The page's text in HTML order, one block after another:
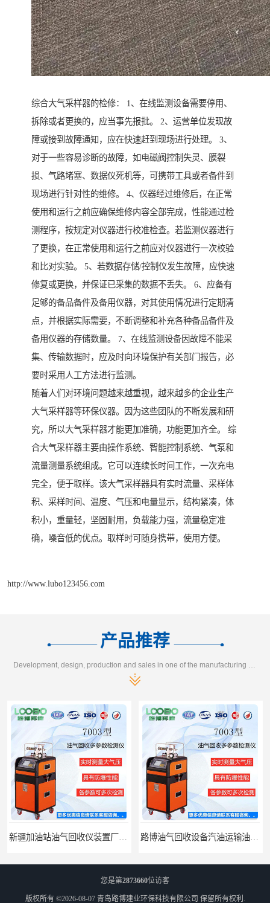
综合大气采样器的检修： 1、在线监测设备需要停用、
拆除或者更换的，应当事先报批。 2、运营单位发现故
障或接到故障通知，应在快速赶到现场进行处理。 3、
对于一些容易诊断的故障，如电磁阀控制失灵、膜裂
损、气路堵塞、数据仪死机等，可携带工具或者备件到
现场进行针对性的维修。 4、仪器经过维修后，在正常
使用和运行之前应确保维修内容全部完成，性能通过检
测程序，按规定对仪器进行校准检查。若监测仪器进行
了更换，在正常使用和运行之前应对仪器进行一次校验
和比对实验。 5、若数据存储/控制仪发生故障，应快速
修复或更换，并保证已采集的数据不丢失。 6、应备有
足够的备品备件及备用仪器，对其使用情况进行定期清
点，并根据实际需要，不断调整和补充各种备品备件及
备用仪器的存储数量。 7、在线监测设备因故障不能采
集、传输数据时，应及时向环境保护有关部门报告，必
要时采用人工方法进行监测。
随着人们对环境问题越来越重视，越来越多的企业生产
大气采样器等环保仪器。因为这些团队的不断发展和研
究，所以大气采样器才能更加准确，功能更加齐全。 综
合大气采样器主要由操作系统、智能控制系统、气泵和
流量测量系统组成。它可以连续长时间工作，一次充电
完全，便于取样。该大气采样器具有实时流量、采样体
积、采样时间、温度、气压和电量显示，结构紧凑，体
积小，重量轻，坚固耐用，负载能力强，流量稳定准
确，噪音低的优点。取样时可随身携带，使用方便。
http://www.lubo123456.com
产品推荐
江西全自动水质采样器批发直销
您是第2873660位访客
版权所有 ©2026-08-07 青岛路博建业环保科技有限公司 保留所有权利.